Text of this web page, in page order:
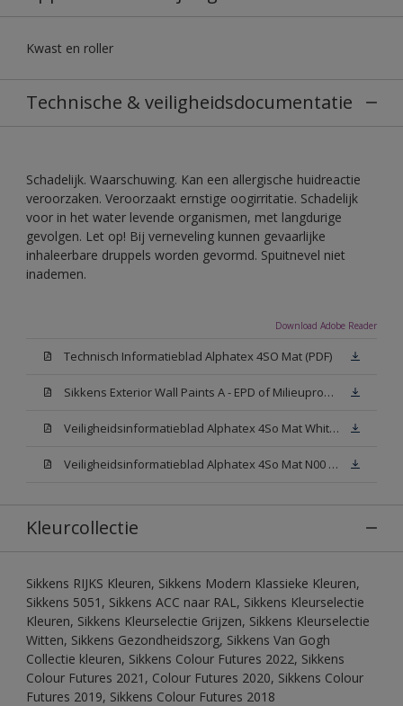
Kwast en roller
Technische & veiligheidsdocumentatie
Schadelijk. Waarschuwing. Kan een allergische huidreactie
veroorzaken. Veroorzaakt ernstige oogirritatie. Schadelijk
voor in het water levende organismen, met langdurige
gevolgen. Let op! Bij verneveling kunnen gevaarlijke
inhaleerbare druppels worden gevormd. Spuitnevel niet
inademen.
Download Adobe Reader
Technisch Informatieblad Alphatex 4SO Mat (PDF)
Sikkens Exterior Wall Paints A - EPD of Milieuproductverklaring
Veiligheidsinformatieblad Alphatex 4So Mat White W05 (MSDS)
Veiligheidsinformatieblad Alphatex 4So Mat N00 (MSDS)
Kleurcollectie
Sikkens RIJKS Kleuren, Sikkens Modern Klassieke Kleuren,
Sikkens 5051, Sikkens ACC naar RAL, Sikkens Kleurselectie
Kleuren, Sikkens Kleurselectie Grijzen, Sikkens Kleurselectie
Witten, Sikkens Gezondheidszorg, Sikkens Van Gogh
Collectie kleuren, Sikkens Colour Futures 2022, Sikkens
Colour Futures 2021, Colour Futures 2020, Sikkens Colour
Futures 2019, Sikkens Colour Futures 2018